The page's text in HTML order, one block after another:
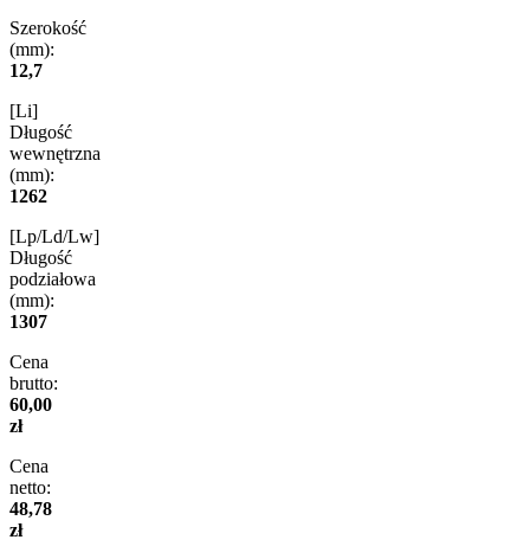
Szerokość
(mm):
12,7
[Li]
Długość
wewnętrzna
(mm):
1262
[Lp/Ld/Lw]
Długość
podziałowa
(mm):
1307
Cena
brutto:
60,00
zł
Cena
netto:
48,78
zł